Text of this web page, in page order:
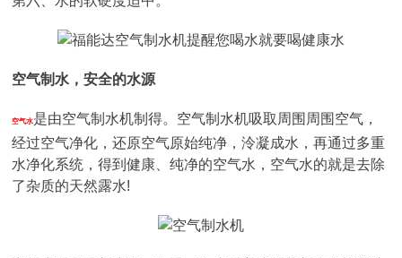
空气制水，安全的水源
空气水是由空气制水机制得。空气制水机吸取周围周围空气，
经过空气净化，还原空气原始纯净，泠凝成水，再通过多重
水净化系统，得到健康、纯净的空气水，空气水的就是去除
了杂质的天然露水!